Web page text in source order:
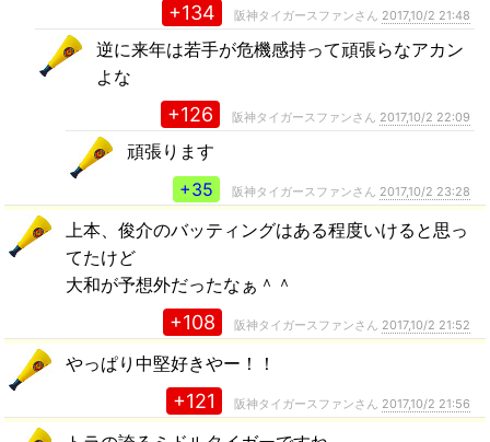
+134 阪神タイガースファンさん 2017,10/2 21:48
逆に来年は若手が危機感持って頑張らなアカン
よな
+126 阪神タイガースファンさん 2017,10/2 22:09
頑張ります
+35
阪神タイガースファンさん 2017,10/2 23:28
上本、俊介のバッティングはある程度いけると思っ
てたけど
大和が予想外だったなぁ＾＾
+108 阪神タイガースファンさん 2017,10/2 21:52
やっぱり中堅好きやー！！
+121 阪神タイガースファンさん 2017,10/2 21:56